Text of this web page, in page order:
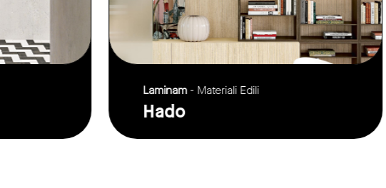
Laminam- Materiali Edili
Hado